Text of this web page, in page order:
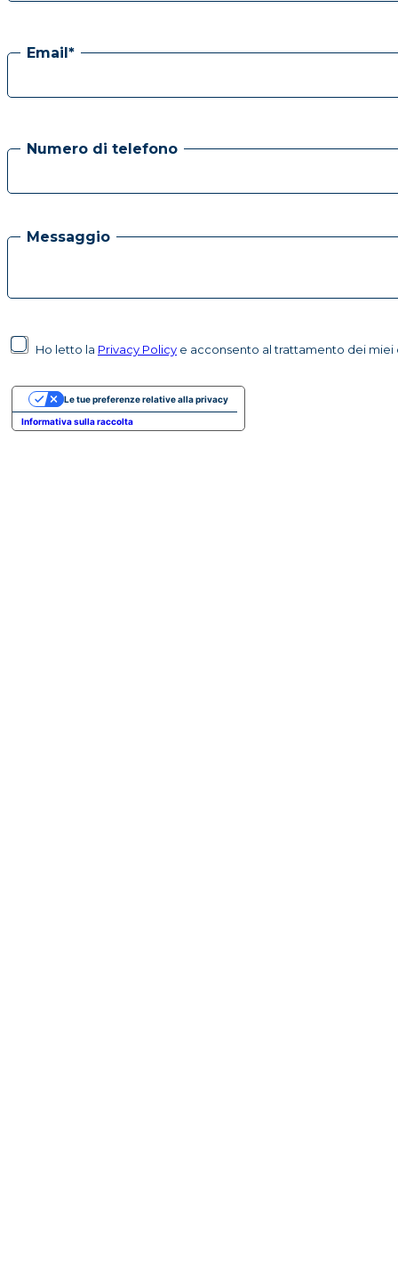
Email*
Numero di telefono
Messaggio
Ho letto la Privacy Policy e acconsento al trattamento dei miei
Informativa sulla raccolta
Le tue preferenze relative alla privacy